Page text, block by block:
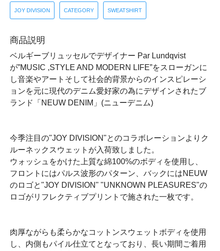
JOY DIVISION CATEGORY SWEATSHIRT
商品説明
ベルギーブリュッセルでデザイナー Par Lundqvist
が”MUSIC ,STYLE AND MODERN LIFE”をスローガンに
し音楽やアートそして社会的背景からのインスピレーシ
ョンを元に現代のデニム愛好家の為にデザインされたブ
ランド「NEUW DENIM」(ニューデニム)
今季注目の"JOY DIVISION"とのコラボレーションよりク
ルーネックスウェットが入荷致しました。
ウォッシュをかけた上質な綿100%のボディを使用し、
フロントにはパルス波形のパターン、バックにはNEUW
のロゴと"JOY DIVISION" "UNKNOWN PLEASURES"の
ロゴがリフレクティブプリントで施された一枚です。
肉厚ながらも柔らかなコットンスウェットボディを使用
し、内側もパイル仕立てとなっており、長い期間ご着用